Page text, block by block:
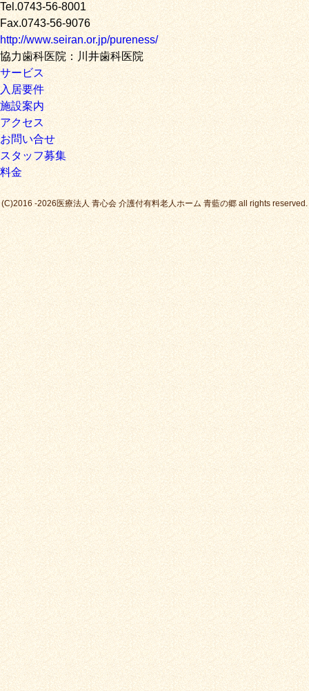
Tel.0743-56-8001
Fax.0743-56-9076
http://www.seiran.or.jp/pureness/
協力歯科医院：川井歯科医院
サービス
入居要件
施設案内
アクセス
お問い合せ
スタッフ募集
料金
(C)2016 -2026医療法人 青心会 介護付有料老人ホーム 青藍の郷 all rights reserved.